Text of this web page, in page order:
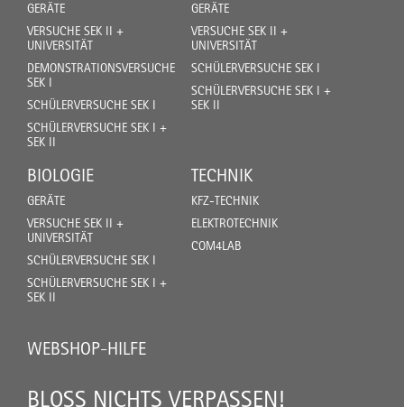
GERÄTE
VERSUCHE SEK II +
UNIVERSITÄT
DEMONSTRATIONSVERSUCHE
SEK I
SCHÜLERVERSUCHE SEK I
SCHÜLERVERSUCHE SEK I +
SEK II
GERÄTE
VERSUCHE SEK II +
UNIVERSITÄT
SCHÜLERVERSUCHE SEK I
SCHÜLERVERSUCHE SEK I +
SEK II
BIOLOGIE
GERÄTE
VERSUCHE SEK II +
UNIVERSITÄT
SCHÜLERVERSUCHE SEK I
SCHÜLERVERSUCHE SEK I +
SEK II
TECHNIK
KFZ-TECHNIK
ELEKTROTECHNIK
COM4LAB
WEBSHOP-HILFE
BLOSS NICHTS VERPASSEN!